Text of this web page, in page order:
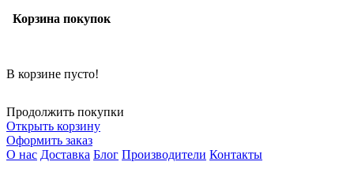
Корзина покупок
В корзине пусто!
Продолжить покупки
Открыть корзину
Оформить заказ
О нас Доставка Блог Производители Контакты